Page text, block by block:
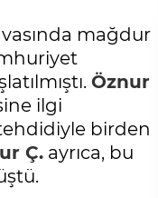
mağdur
Öznur
ilgi
birden
Ç. ayrıca, bu